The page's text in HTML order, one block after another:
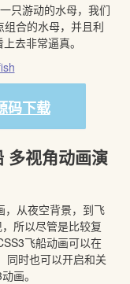
只游动的水母，我们
合的水母，并且利
去非常逼真。
码下载
多视角动画演
，从夜空背景，到飞
所以尽管是比较复
飞船动画可以在
同时也可以开启和关
画。